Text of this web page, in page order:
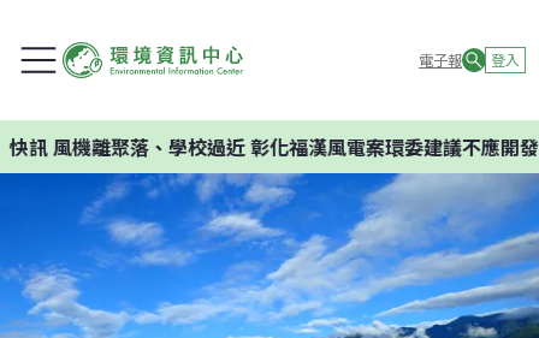
電子報 登入
學校過近 彰化福漢風電案環委建議不應開發